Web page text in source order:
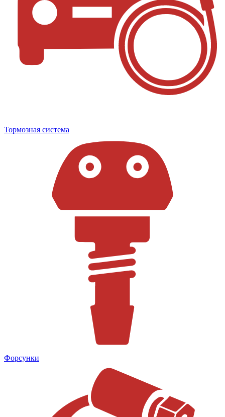
Тормозная система
Форсунки